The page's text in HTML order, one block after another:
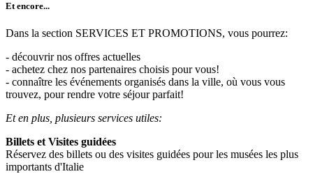
Et encore...
Dans la section SERVICES ET PROMOTIONS, vous pourrez:
- découvrir nos offres actuelles
- achetez chez nos partenaires choisis pour vous!
- connaître les événements organisés dans la ville, où vous vous
trouvez, pour rendre votre séjour parfait!
Et en plus, plusieurs services utiles:
Billets et Visites guidées
Réservez des billets ou des visites guidées pour les musées les plus
importants d'Italie